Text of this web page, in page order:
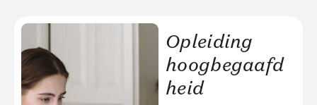
Opleiding
hoogbegaafd
heid